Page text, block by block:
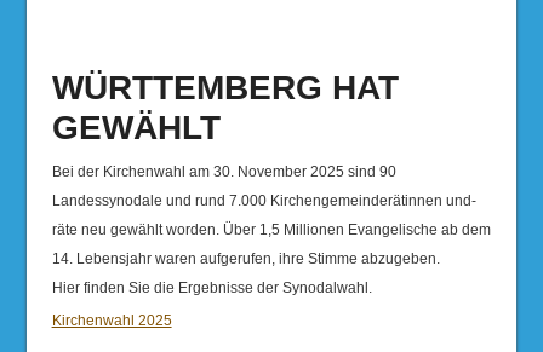
WÜRTTEMBERG HAT
GEWÄHLT
Bei der Kirchenwahl am 30. November 2025 sind 90
Landessynodale und rund 7.000 Kirchengemeinderätinnen und-
räte neu gewählt worden. Über 1,5 Millionen Evangelische ab dem
14. Lebensjahr waren aufgerufen, ihre Stimme abzugeben.
Hier finden Sie die Ergebnisse der Synodalwahl.
Kirchenwahl 2025